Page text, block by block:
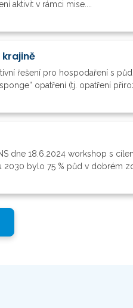
aktivit v rámci mise....
řešení pro hospodaření s
opatření (tj. opatření
dne 18.6.2024 workshop s
bylo 75 % půd v dobrém